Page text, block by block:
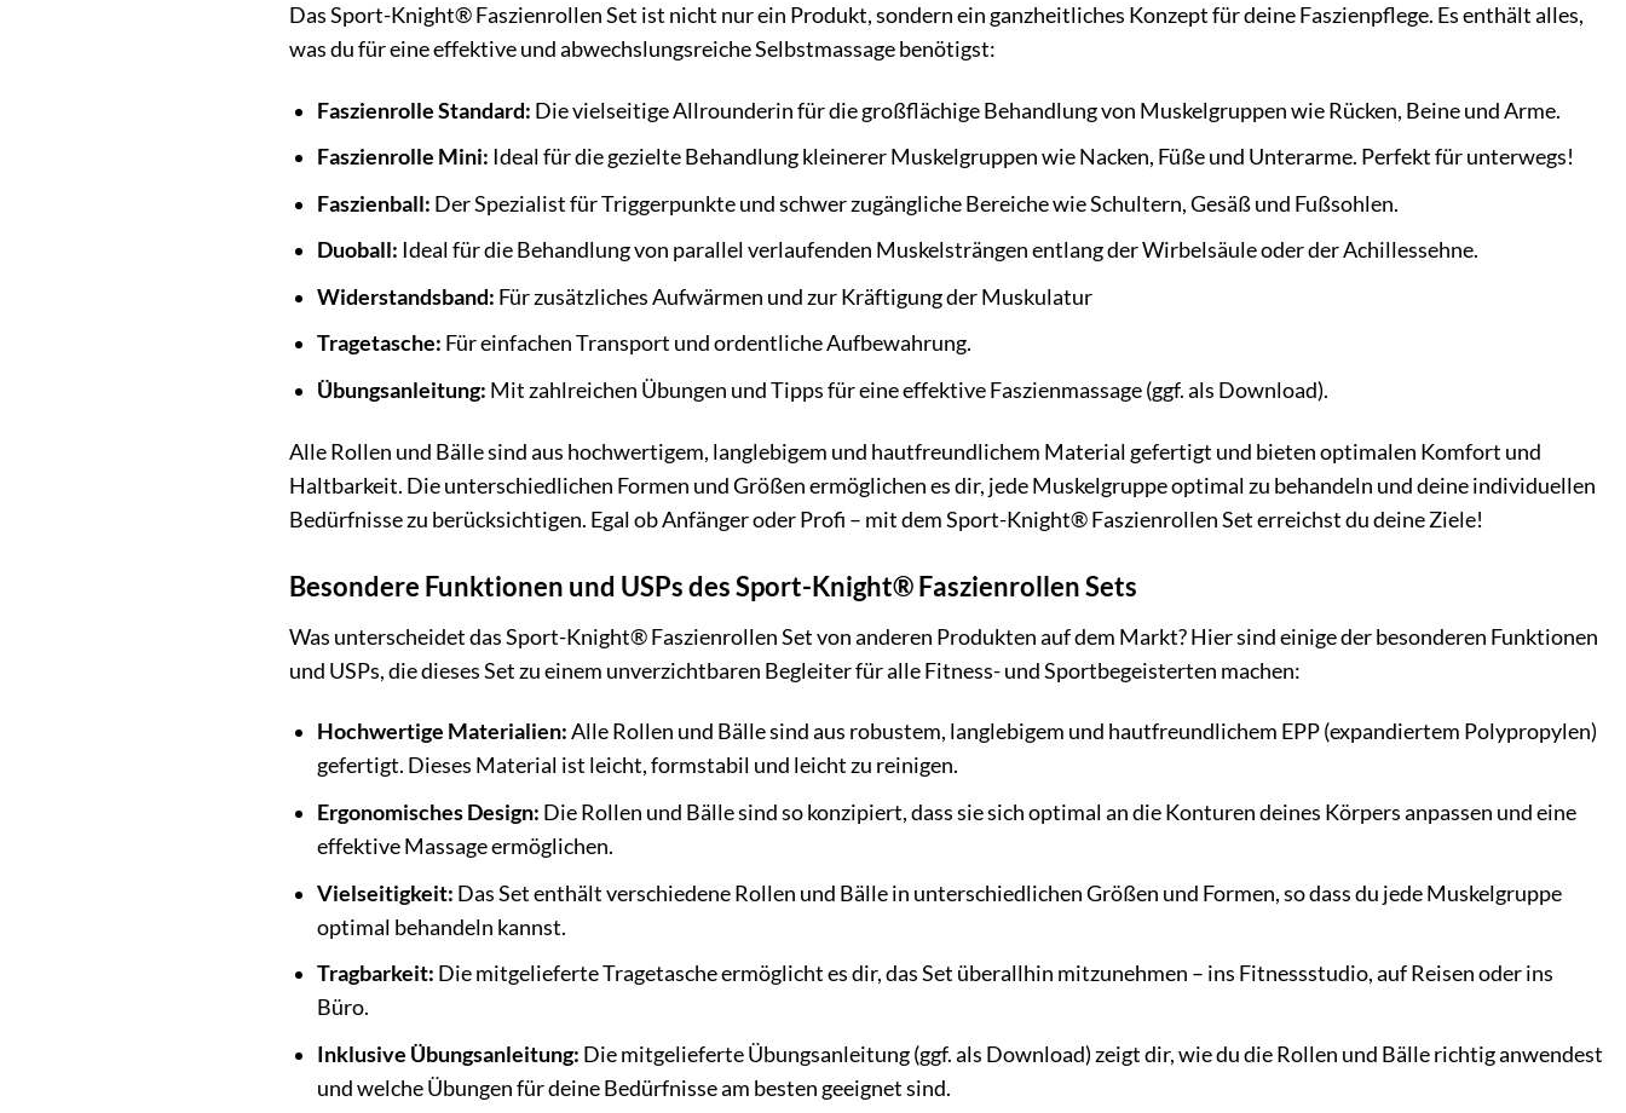
Das Sport-Knight® Faszienrollen Set ist nicht nur ein Produkt, sondern ein ganzheitliches Konzept für deine Faszienpflege. Es enthält alles,
was du für eine effektive und abwechslungsreiche Selbstmassage benötigst:
Faszienrolle Standard: Die vielseitige Allrounderin für die großflächige Behandlung von Muskelgruppen wie Rücken, Beine und Arme.
Faszienrolle Mini: Ideal für die gezielte Behandlung kleinerer Muskelgruppen wie Nacken, Füße und Unterarme. Perfekt für unterwegs!
Faszienball: Der Spezialist für Triggerpunkte und schwer zugängliche Bereiche wie Schultern, Gesäß und Fußsohlen.
Duoball: Ideal für die Behandlung von parallel verlaufenden Muskelsträngen entlang der Wirbelsäule oder der Achillessehne.
Widerstandsband: Für zusätzliches Aufwärmen und zur Kräftigung der Muskulatur
Tragetasche: Für einfachen Transport und ordentliche Aufbewahrung.
Übungsanleitung: Mit zahlreichen Übungen und Tipps für eine effektive Faszienmassage (ggf. als Download).
Alle Rollen und Bälle sind aus hochwertigem, langlebigem und hautfreundlichem Material gefertigt und bieten optimalen Komfort und
Haltbarkeit. Die unterschiedlichen Formen und Größen ermöglichen es dir, jede Muskelgruppe optimal zu behandeln und deine individuellen
Bedürfnisse zu berücksichtigen. Egal ob Anfänger oder Profi – mit dem Sport-Knight® Faszienrollen Set erreichst du deine Ziele!
Besondere Funktionen und USPs des Sport-Knight® Faszienrollen Sets
Was unterscheidet das Sport-Knight® Faszienrollen Set von anderen Produkten auf dem Markt? Hier sind einige der besonderen Funktionen
und USPs, die dieses Set zu einem unverzichtbaren Begleiter für alle Fitness- und Sportbegeisterten machen:
Hochwertige Materialien:Alle Rollen und Bälle sind aus robustem, langlebigem und hautfreundlichem EPP (expandiertem Polypropylen)
gefertigt. Dieses Material ist leicht, formstabil und leicht zu reinigen.
Ergonomisches Design: Die Rollen und Bälle sind so konzipiert, dass sie sich optimal an die Konturen deines Körpers anpassen und eine
effektive Massage ermöglichen.
Vielseitigkeit: Das Set enthält verschiedene Rollen und Bälle in unterschiedlichen Größen und Formen, so dass du jede Muskelgruppe
optimal behandeln kannst.
Tragbarkeit: Die mitgelieferte Tragetasche ermöglicht es dir, das Set überallhin mitzunehmen – ins Fitnessstudio, auf Reisen oder ins
Büro.
Inklusive Übungsanleitung: Die mitgelieferte Übungsanleitung (ggf. als Download) zeigt dir, wie du die Rollen und Bälle richtig anwendest
und welche Übungen für deine Bedürfnisse am besten geeignet sind.